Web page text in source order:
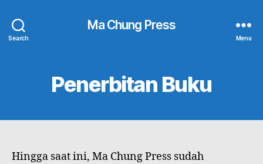
Search
Ma Chung Press
Menu
Penerbitan Buku
Hingga saat ini, Ma Chung Press sudah